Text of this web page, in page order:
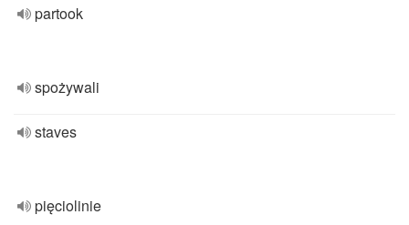
partook
spożywali
staves
pięciolinie